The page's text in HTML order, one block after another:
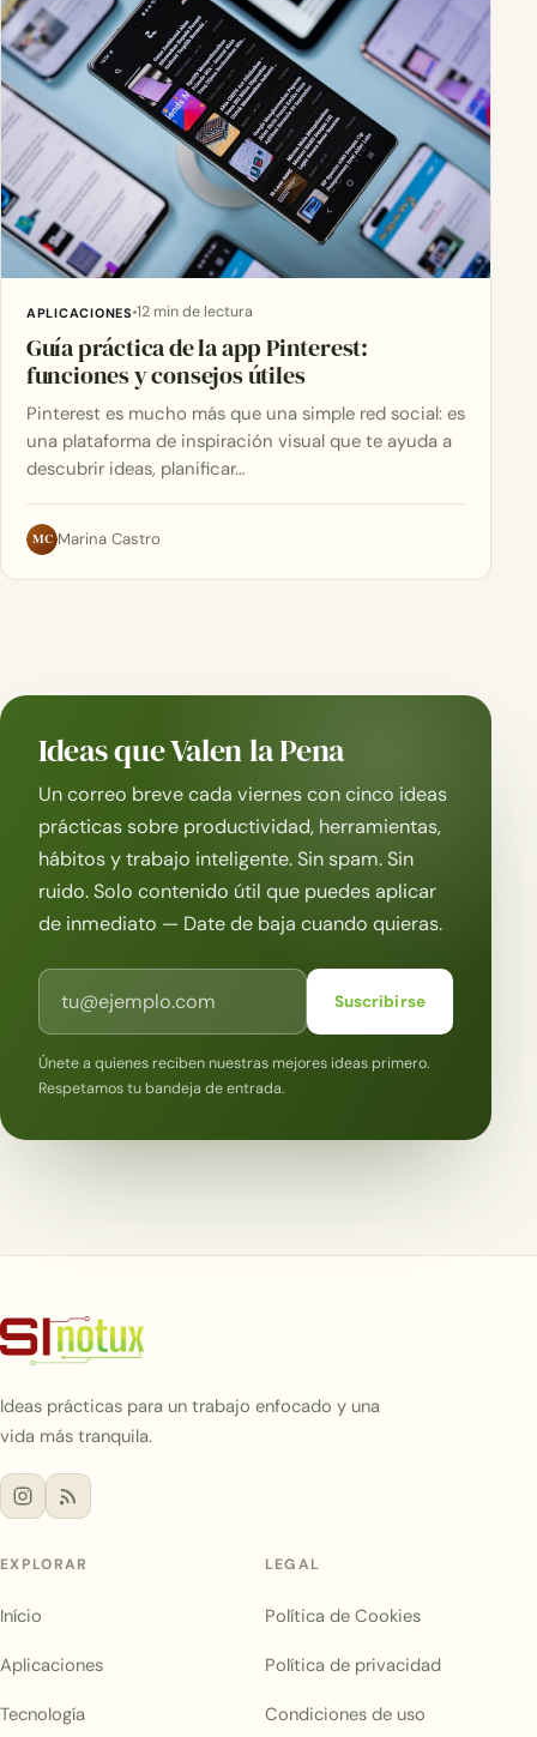
APLICACIONES 12 min de lectura
Guía práctica de la app Pinterest:
funciones y consejos útiles
Pinterest es mucho más que una simple red social: es
una plataforma de inspiración visual que te ayuda a
descubrir ideas, planificar…
MC Marina Castro
Ideas que Valen la Pena
Un correo breve cada viernes con cinco ideas
prácticas sobre productividad, herramientas,
hábitos y trabajo inteligente. Sin spam. Sin
ruido. Solo contenido útil que puedes aplicar
de inmediato — Date de baja cuando quieras.
Correo electrónico
Suscribirse
Únete a quienes reciben nuestras mejores ideas primero.
Respetamos tu bandeja de entrada.
Ideas prácticas para un trabajo enfocado y una
vida más tranquila.
EXPLORAR
Início
Aplicaciones
Tecnología
LEGAL
Política de Cookies
Política de privacidad
Condiciones de uso